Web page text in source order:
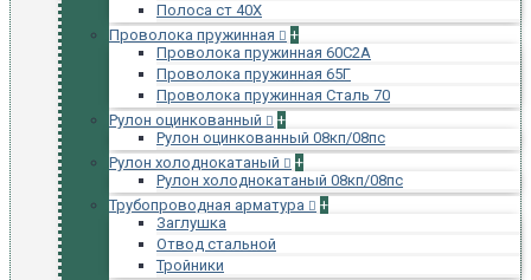
Полоса ст 40Х
Проволока пружинная
+
Проволока пружинная 60С2А
Проволока пружинная 65Г
Проволока пружинная Сталь 70
Рулон оцинкованный
+
Рулон оцинкованный 08кп/08пс
Рулон холоднокатаный
+
Рулон холоднокатаный 08кп/08пс
Трубопроводная арматура
+
Заглушка
Отвод стальной
Тройники